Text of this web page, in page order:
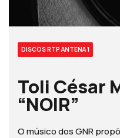
DISCOS RTP ANTENA 1
Toli César
“NOIR”
O músico dos GNR